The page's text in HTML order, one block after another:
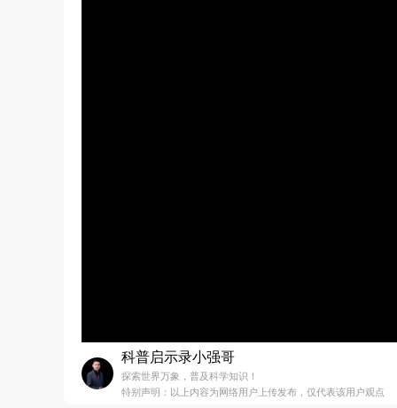
科普启示录小强哥
探索世界万象，普及科学知识！
特别声明：以上内容为网络用户上传发布，仅代表该用户观点